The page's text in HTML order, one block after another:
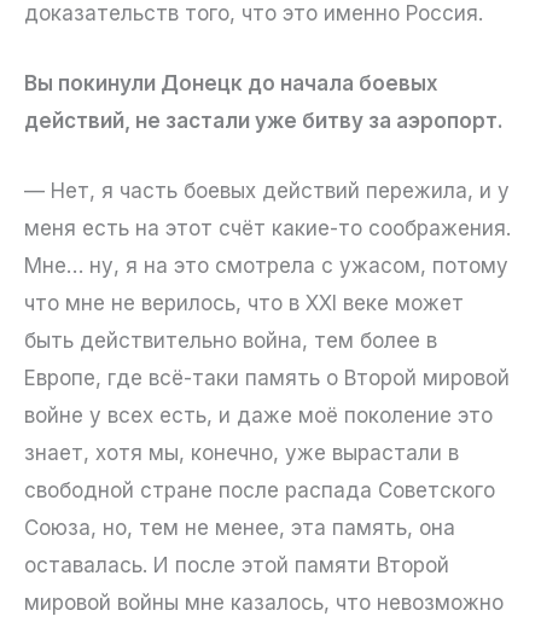
доказательств того, что это именно Россия.
Вы покинули Донецк до начала боевых
действий, не застали уже битву за аэропорт.
— Нет, я часть боевых действий пережила, и у
меня есть на этот счёт какие-то соображения.
Мне… ну, я на это смотрела с ужасом, потому
что мне не верилось, что в XXI веке может
быть действительно война, тем более в
Европе, где всё-таки память о Второй мировой
войне у всех есть, и даже моё поколение это
знает, хотя мы, конечно, уже вырастали в
свободной стране после распада Советского
Союза, но, тем не менее, эта память, она
оставалась. И после этой памяти Второй
мировой войны мне казалось, что невозможно